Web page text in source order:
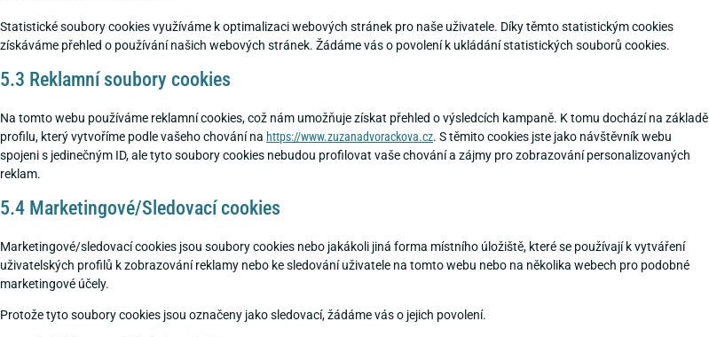
Statistické soubory cookies využíváme k optimalizaci webových stránek pro naše uživatele. Díky těmto statistickým cookies
získáváme přehled o používání našich webových stránek. Žádáme vás o povolení k ukládání statistických souborů cookies.
5.3 Reklamní soubory cookies
Na tomto webu používáme reklamní cookies, což nám umožňuje získat přehled o výsledcích kampaně. K tomu dochází na základě
profilu, který vytvoříme podle vašeho chování na https://www.zuzanadvorackova.cz. S těmito cookies jste jako návštěvník webu
spojeni s jedinečným ID, ale tyto soubory cookies nebudou profilovat vaše chování a zájmy pro zobrazování personalizovaných
reklam.
5.4 Marketingové/Sledovací cookies
Marketingové/sledovací cookies jsou soubory cookies nebo jakákoli jiná forma místního úložiště, které se používají k vytváření
uživatelských profilů k zobrazování reklamy nebo ke sledování uživatele na tomto webu nebo na několika webech pro podobné
marketingové účely.
Protože tyto soubory cookies jsou označeny jako sledovací, žádáme vás o jejich povolení.